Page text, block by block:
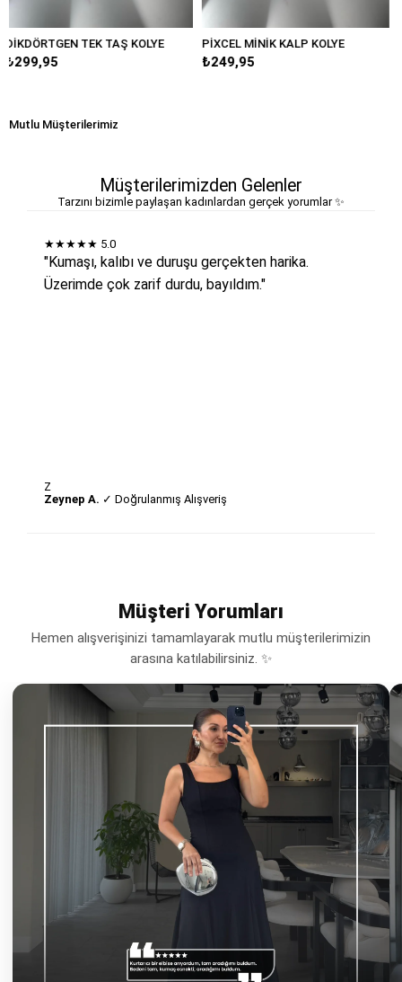
KOLYE PİXCEL MİNİK KALP KOLYE MİNİMAL MOTİFLİ
Mutlu Müşterilerimiz
Müşterilerimizden Gelenler
Tarzını bizimle paylaşan kadınlardan gerçek yorumlar ✨
★★★★★ 5.0
"Kumaşı, kalıbı ve duruşu gerçekten harika.
Üzerimde çok zarif durdu, bayıldım."
Z
Zeynep A. ✓ Doğrulanmış Alışveriş
Müşteri Yorumları
Hemen alışverişinizi tamamlayarak mutlu müşterilerimizin
arasına katılabilirsiniz. ✨